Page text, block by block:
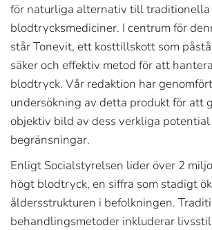
för naturliga alternativ till traditionella
blodtrycksmediciner. I centrum för
står Tonevit, ett kosttillskott som
säker och effektiv metod för att
blodtryck. Vår redaktion har
undersökning av detta produkt för att
objektiv bild av dess verkliga potential
begränsningar.
Enligt Socialstyrelsen lider över 2
högt blodtryck, en siffra som stadigt
åldersstrukturen i befolkningen.
behandlingsmetoder inkluderar